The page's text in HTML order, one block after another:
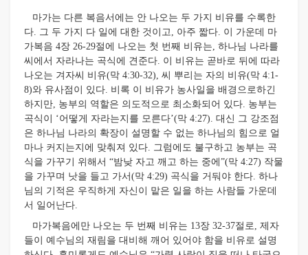
마가는 다른 복음서에는 안 나오는 두 가지 비유를 수록한
다. 그 두 가지 다 일에 대한 것이고, 아주 짧다. 이 가운데 마
가복음 4장 26-29절에 나오는 첫 번째 비유는, 하나님 나라를
씨에서 자라나는 곡식에 견준다. 이 비유는 곧바로 뒤에 따라
나오는 겨자씨 비유(막 4:30-32), 씨 뿌리는 자의 비유(막 4:1-
8)와 유사점이 있다. 비록 이 비유가 농사일을 배경으로하긴
하지만, 농부의 역할은 의도적으로 최소화되어 있다. 농부는
곡식이 ‘어떻게 자라는지를 모른다’(막 4:27). 대신 그 강조점
은 하나님 나라의 확장이 설명할 수 없는 하나님의 힘으로 얼
마나 커지는지에 맞춰져 있다. 그럼에도 불구하고 농부는 곡
식을 가꾸기 위해서 “밤낮 자고 깨고 하는 중에”(막 4:27) 작물
을 가꾸며 낫을 들고 가서(막 4:29) 곡식을 거둬야 한다. 하나
님의 기적은 우직하게 자신이 맡은 일을 하는 사람들 가운데
서 일어난다.
마가복음에만 나오는 두 번째 비유는 13장 32-37절로, 제자
들이 예수님의 재림을 대비해 깨어 있어야 함을 비유로 설명